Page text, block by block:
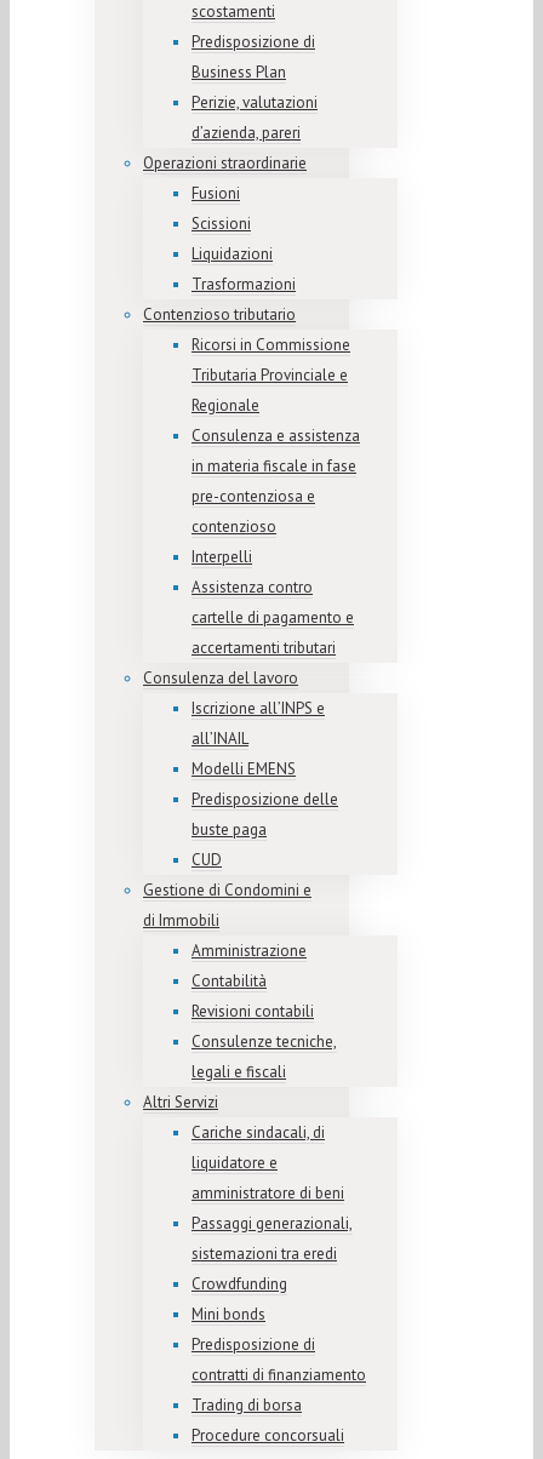
scostamenti
Predisposizione di
Business Plan
Perizie, valutazioni
d’azienda, pareri
Operazioni straordinarie
Fusioni
Scissioni
Liquidazioni
Trasformazioni
Contenzioso tributario
Ricorsi in Commissione
Tributaria Provinciale e
Regionale
Consulenza e assistenza
in materia fiscale in fase
pre-contenziosa e
contenzioso
Interpelli
Assistenza contro
cartelle di pagamento e
accertamenti tributari
Consulenza del lavoro
Iscrizione all’INPS e
all’INAIL
Modelli EMENS
Predisposizione delle
buste paga
CUD
Gestione di Condomini e
di Immobili
Amministrazione
Contabilità
Revisioni contabili
Consulenze tecniche,
legali e fiscali
Altri Servizi
Cariche sindacali, di
liquidatore e
amministratore di beni
Passaggi generazionali,
sistemazioni tra eredi
Crowdfunding
Mini bonds
Predisposizione di
contratti di finanziamento
Trading di borsa
Procedure concorsuali